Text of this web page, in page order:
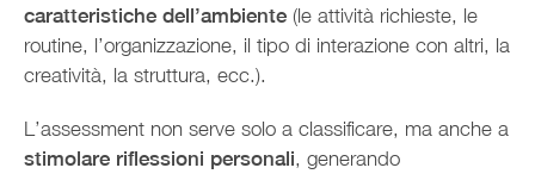
caratteristiche dell’ambiente (le attività richieste, le
routine, l’organizzazione, il tipo di interazione con altri, la
creatività, la struttura, ecc.).
L’assessment non serve solo a classificare, ma anche a
stimolare riflessioni personali, generando